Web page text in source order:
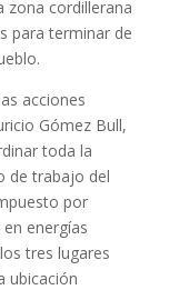
zona cordillerana
para terminar de
acciones
Gómez Bull,
toda la
de trabajo del
por
energías
tres lugares
ubicación